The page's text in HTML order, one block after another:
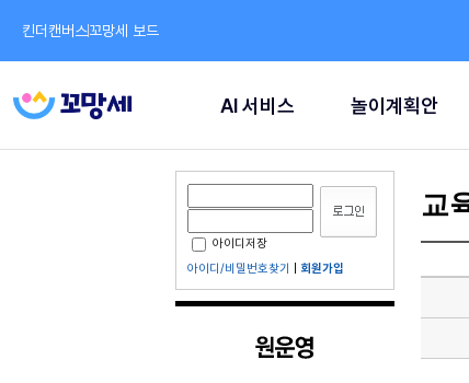
킨더캔버스꼬망세 보드
AI 서비스 놀이계획안
아이디저장
아이디/비밀번호찾기
회원가입
교